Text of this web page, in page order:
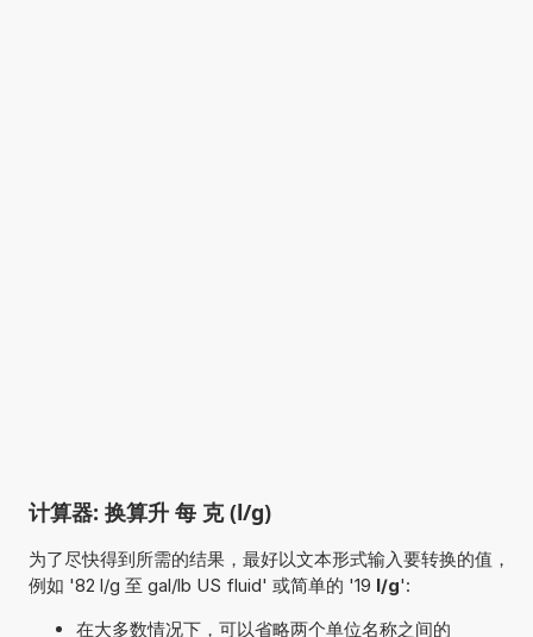
计算器: 换算升 每 克 (l/g)
为了尽快得到所需的结果，最好以文本形式输入要转换的值，
例如 '82 l/g 至 gal/lb US fluid' 或简单的 '19 l/g':
在大多数情况下，可以省略两个单位名称之间的